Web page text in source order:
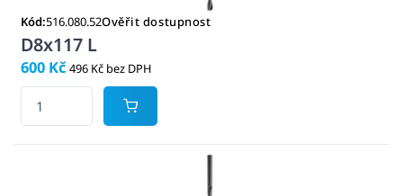
Kód:516.080.52Ověřit dostupnost
D8x117 L
600 Kč 496 Kč bez DPH